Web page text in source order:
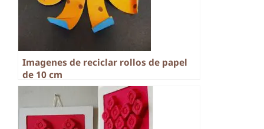
Imagenes de reciclar rollos de papel
de 10 cm